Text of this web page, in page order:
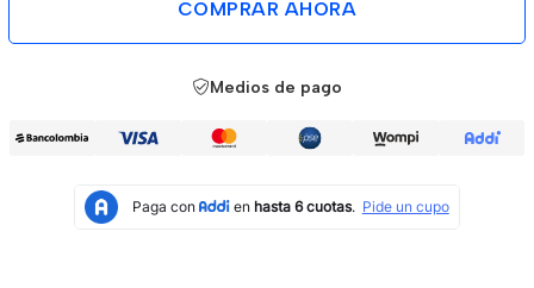
COMPRAR AHORA
Medios de pago